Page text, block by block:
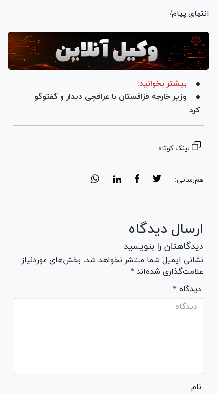
انتهای پیام/
بیشتر بخوانید:
وزیر خارجه قزاقستان با عراقچی دیدار و گفت‎وگو
کرد
لینک کوتاه
هم‌رسانی:
ارسال دیدگاه
دیدگاهتان را بنویسید
نشانی ایمیل شما منتشر نخواهد شد. بخش‌های موردنیاز
علامت‌گذاری شده‌اند *
* دیدگاه
نام